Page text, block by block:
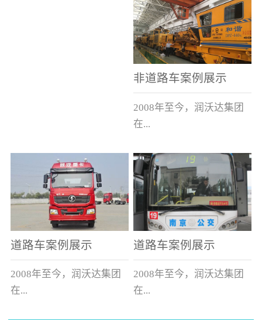
中国累计升级改造非道路
运输车辆10000余辆，涵盖
了所有非道路车辆类型。
非道路车案例展示
2008年至今，润沃达集团
在...
中国累计升级改造非道路
运输车辆10000余辆，涵盖
了所有非道路车辆类型。
道路车案例展示
2008年至今，润沃达集团
在...
道路车案例展示
2008年至今，润沃达集团
在...